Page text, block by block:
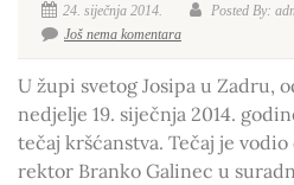
24. siječnja 2014. Posted By:
Još nema komentara
U župi svetog Josipa u Zadru,
nedjelje 19. siječnja 2014.
tečaj kršćanstva. Tečaj je
rektor Branko Galinec u